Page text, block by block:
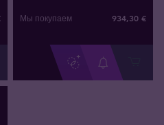
Мы покупаем 934,30 €